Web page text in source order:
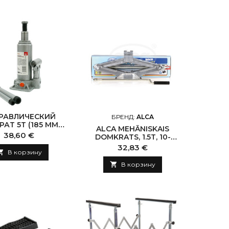
5Т (185 ММ -
355 ММ,
5000 КГ)
Цена
38,60 €
В корзину
БРЕНД:ALCA
ALCA MEHĀNISKAIS
DOMKRATS, 1.5T, 10-
38CM
Цена
32,83 €
 В корзину